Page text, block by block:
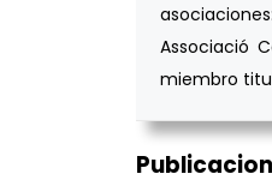
Associació
miembro